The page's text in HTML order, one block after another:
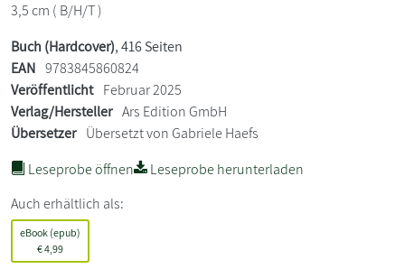
3,5 cm ( B/H/T )
Buch (Hardcover), 416 Seiten
EAN 9783845860824
Veröffentlicht Februar 2025
Verlag/Hersteller Ars Edition GmbH
Übersetzer Übersetzt von Gabriele Haefs
Leseprobe öffnen
Leseprobe herunterladen
Auch erhältlich als:
eBook (epub)
€4,99